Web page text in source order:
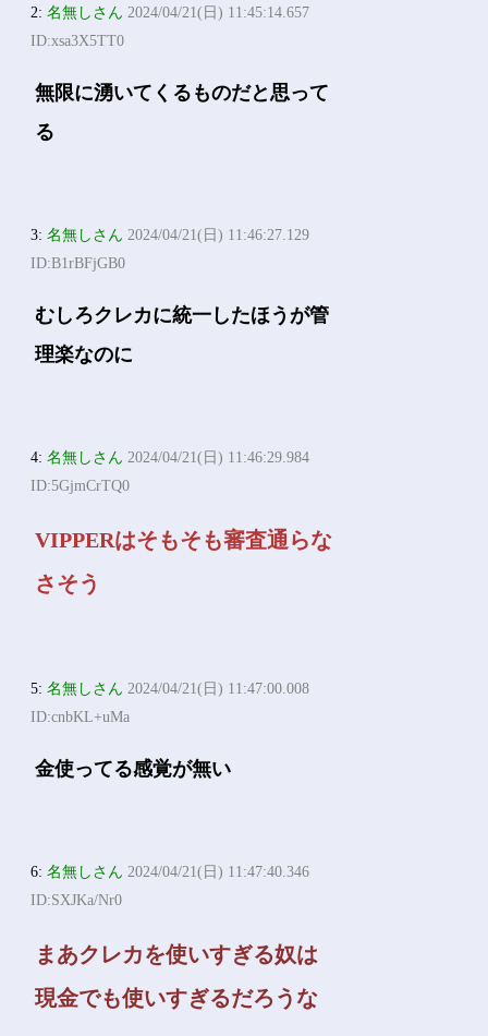
2:名無しさん 2024/04/21(日) 11:45:14.657
ID:xsa3X5TT0
無限に湧いてくるものだと思って
る
3:名無しさん 2024/04/21(日) 11:46:27.129
ID:B1rBFjGB0
むしろクレカに統一したほうが管
理楽なのに
4:名無しさん 2024/04/21(日) 11:46:29.984
ID:5GjmCrTQ0
VIPPERはそもそも審査通らな
さそう
5:名無しさん 2024/04/21(日) 11:47:00.008
ID:cnbKL+uMa
金使ってる感覚が無い
6:名無しさん 2024/04/21(日) 11:47:40.346
ID:SXJKa/Nr0
まあクレカを使いすぎる奴は
現金でも使いすぎるだろうな